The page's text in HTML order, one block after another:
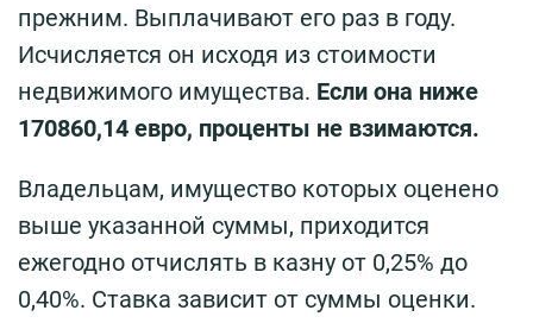
прежним. Выплачивают его раз в году.
Исчисляется он исходя из стоимости
недвижимого имущества. Если она ниже
170860,14 евро, проценты не взимаются.
Владельцам, имущество которых оценено
выше указанной суммы, приходится
ежегодно отчислять в казну от 0,25% до
0,40%. Ставка зависит от суммы оценки.